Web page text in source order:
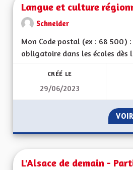
Langue et culture
Schneider
Mon Code postal (ex : 68 500)
obligatoire dans les écoles dès
CRÉÉ LE
29/06/2023
L'Alsace de demain -